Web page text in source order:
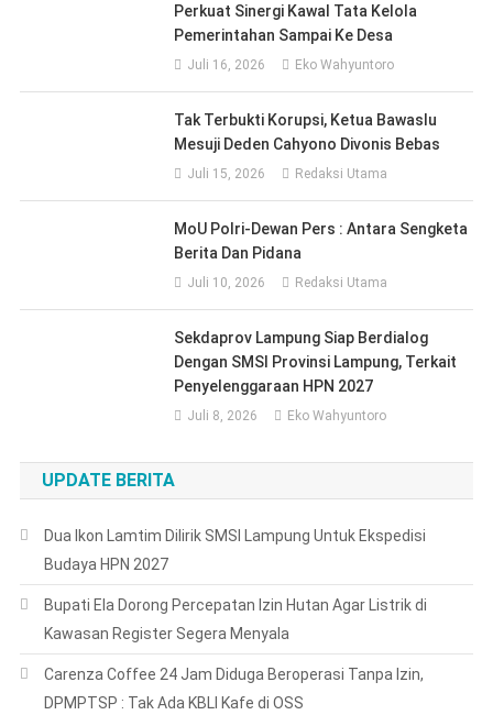
Perkuat Sinergi Kawal Tata Kelola
Pemerintahan Sampai Ke Desa
Juli 16, 2026 Eko Wahyuntoro
Tak Terbukti Korupsi, Ketua Bawaslu
Mesuji Deden Cahyono Divonis Bebas
Juli 15, 2026 Redaksi Utama
MoU Polri-Dewan Pers : Antara Sengketa
Berita Dan Pidana
Juli 10, 2026 Redaksi Utama
Sekdaprov Lampung Siap Berdialog
Dengan SMSI Provinsi Lampung, Terkait
Penyelenggaraan HPN 2027
Juli 8, 2026 Eko Wahyuntoro
UPDATE BERITA
Dua Ikon Lamtim Dilirik SMSI Lampung Untuk Ekspedisi
Budaya HPN 2027
Bupati Ela Dorong Percepatan Izin Hutan Agar Listrik di
Kawasan Register Segera Menyala
Carenza Coffee 24 Jam Diduga Beroperasi Tanpa Izin,
DPMPTSP : Tak Ada KBLI Kafe di OSS